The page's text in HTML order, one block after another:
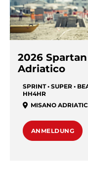
2026
Adriatico
SPRINT • SUPER •
HH4HR
MISANO
ANMELDUNG